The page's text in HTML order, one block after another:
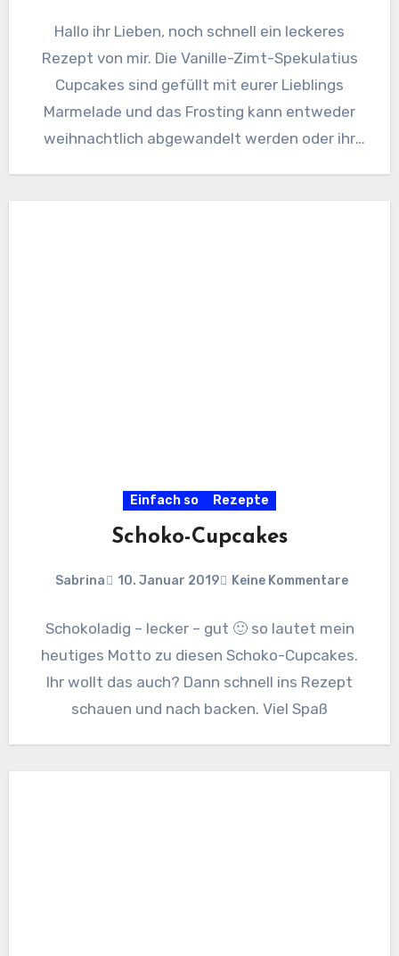
Hallo ihr Lieben, noch schnell ein leckeres
Rezept von mir. Die Vanille-Zimt-Spekulatius
Cupcakes sind gefüllt mit eurer Lieblings
Marmelade und das Frosting kann entweder
weihnachtlich abgewandelt werden oder ihr
Einfach so Rezepte
Schoko-Cupcakes
Sabrina 10. Januar 2019 Keine Kommentare
Schokoladig – lecker – gut 🙂 so lautet mein
heutiges Motto zu diesen Schoko-Cupcakes.
Ihr wollt das auch? Dann schnell ins Rezept
schauen und nach backen. Viel Spaß